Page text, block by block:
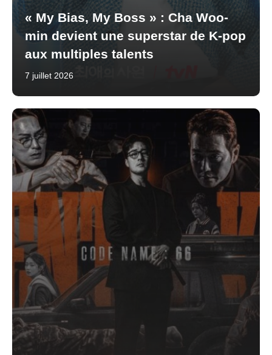
« My Bias, My Boss » : Cha Woo-
min devient une superstar de K-pop
aux multiples talents
7 juillet 2026